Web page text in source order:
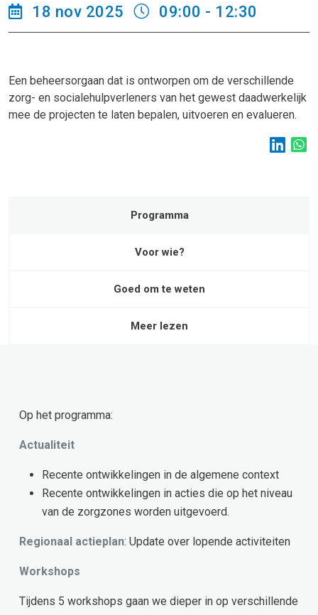
18 nov 2025 09:00 - 12:30
Een beheersorgaan dat is ontworpen om de verschillende
zorg- en socialehulpverleners van het gewest daadwerkelijk
mee de projecten te laten bepalen, uitvoeren en evalueren.
Programma
Voor wie?
Goed om te weten
Meer lezen
Op het programma:
Actualiteit
Recente ontwikkelingen in de algemene context
Recente ontwikkelingen in acties die op het niveau
van de zorgzones worden uitgevoerd.
Regionaal actieplan: Update over lopende activiteiten
Workshops
Tijdens 5 workshops gaan we dieper in op verschillende